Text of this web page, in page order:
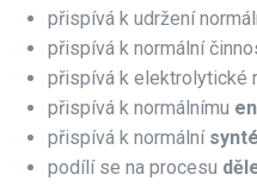
přispívá k udržení
přispívá k normální
přispívá k elektrolytické
přispívá k normálnímu
přispívá k normální
podílí se na procesu